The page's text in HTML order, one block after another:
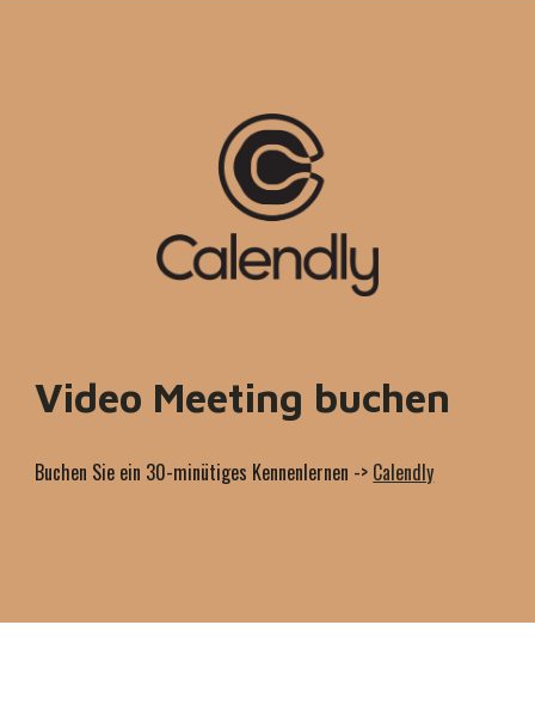
Video Meeting buchen
Buchen Sie ein 30-minütiges Kennenlernen -> Calendly